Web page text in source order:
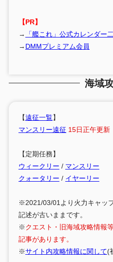
【PR】
→
「艦これ」公式カレンダー
→ DMMプレミアム会員
海域
【遠征一覧】
マンスリー遠征 15日正午更新
【定期任務】
ウィークリー / マンスリー
クォータリー / イヤーリー
※2021/03/01より火力キャッ
記述が古いままです。
※クエスト・旧海域攻略情報
記事があります。
※サイト内攻略情報に関して(